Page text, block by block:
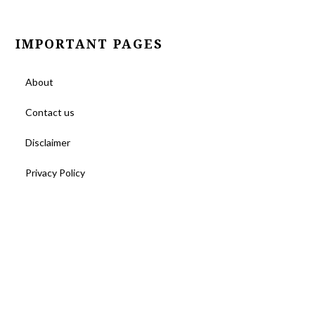
IMPORTANT PAGES
About
Contact us
Disclaimer
Privacy Policy